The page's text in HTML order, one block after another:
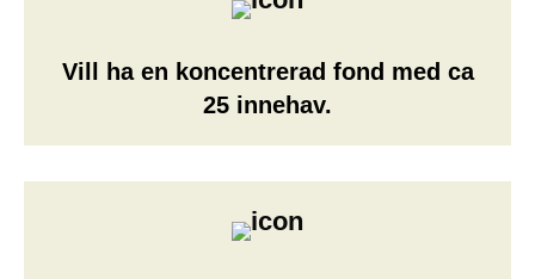
Vill ha en koncentrerad fond med ca
25 innehav.